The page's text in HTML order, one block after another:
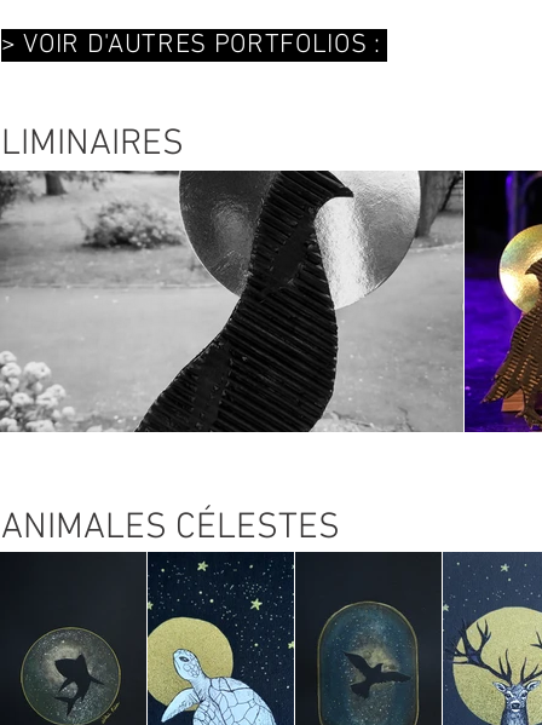
> VOIR D'AUTRES PORTFOLIOS :
LIMINAIRES
ANIMALES CÉLESTES